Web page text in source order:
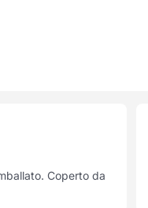
Coperto da